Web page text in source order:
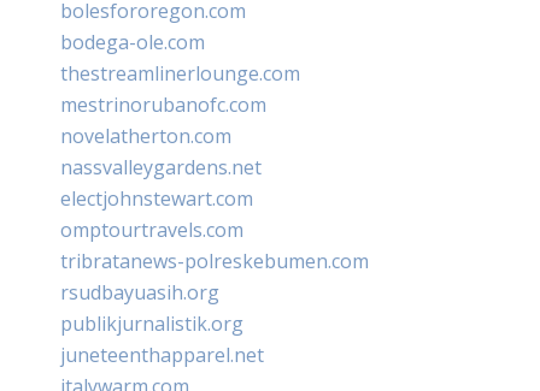
bolesfororegon.com
bodega-ole.com
thestreamlinerlounge.com
mestrinorubanofc.com
novelatherton.com
nassvalleygardens.net
electjohnstewart.com
omptourtravels.com
tribratanews-polreskebumen.com
rsudbayuasih.org
publikjurnalistik.org
juneteenthapparel.net